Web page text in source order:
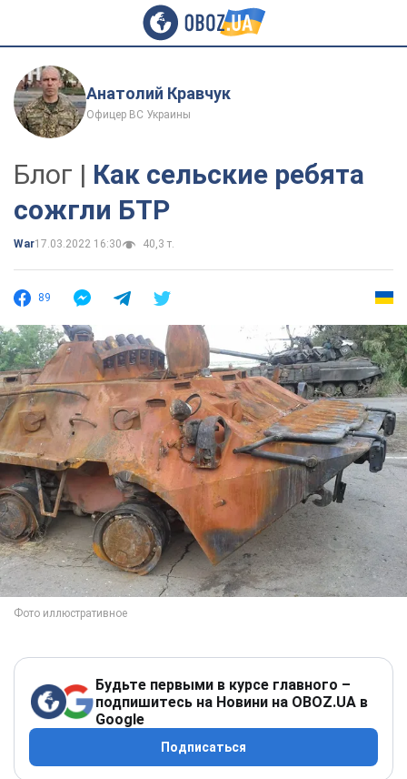
Анатолий Кравчук
Офицер ВС Украины
Блог | Как сельские ребята
сожгли БТР
War17.03.2022 16:30 40,3 т.
89
Будьте первыми в курсе главного –
подпишитесь на Новини на OBOZ.UA в
Google
Подписаться